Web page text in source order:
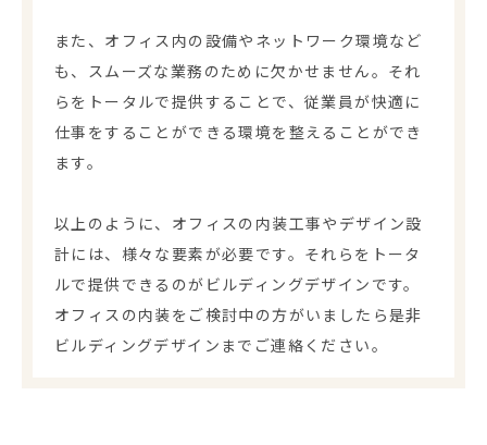
また、オフィス内の設備やネットワーク環境など
も、スムーズな業務のために欠かせません。それ
らをトータルで提供することで、従業員が快適に
仕事をすることができる環境を整えることができ
ます。
以上のように、オフィスの内装工事やデザイン設
計には、様々な要素が必要です。それらをトータ
ルで提供できるのがビルディングデザインです。
オフィスの内装をご検討中の方がいましたら是非
ビルディングデザインまでご連絡ください。